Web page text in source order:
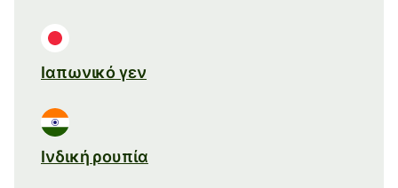
Ιαπωνικό γεν
Ινδική ρουπία